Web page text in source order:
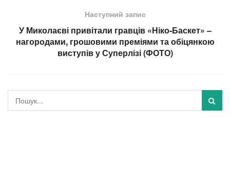
Наступний запис
У Миколаєві привітали гравців «Ніко-Баскет» –
нагородами, грошовими преміями та обіцянкою
виступів у Суперлізі (ФОТО)